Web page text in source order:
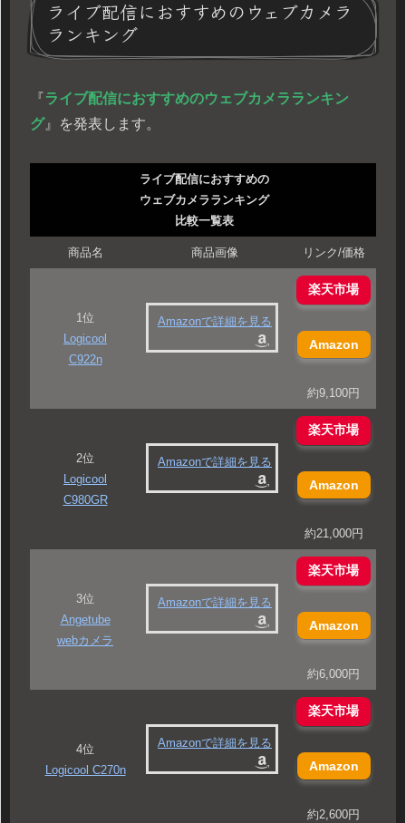
ライブ配信におすすめのウェブカメラ
ランキング
『ライブ配信におすすめのウェブカメラランキン
グ』を発表します。
ライブ配信におすすめの
ウェブカメラランキング
比較一覧表
商品名 商品画像 リンク/価格
1位
Logicool
C922n
Amazonで詳細を見る
楽天市場
Amazon
約9,100円
2位
Logicool
C980GR
Amazonで詳細を見る
楽天市場
Amazon
約21,000円
3位
Angetube
webカメラ
Amazonで詳細を見る
楽天市場
Amazon
約6,000円
4位
Logicool C270n
Amazonで詳細を見る
楽天市場
Amazon
約2,600円